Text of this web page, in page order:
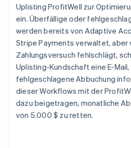
Uplisting ProfitWell zur
ein. Überfällige oder
werden bereits von Adaptive
Stripe Payments verwaltet, aber
Zahlungsversuch fehlschlägt,
Uplisting-Kundschaft eine E-
fehlgeschlagene Abbuchung
dieser Workflows mit der
dazu beigetragen, monatliche
von 5.000 $ zu retten.